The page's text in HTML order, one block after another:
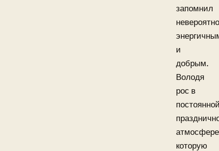
запомнил
невероятно
и
добрым.
Володя
рос в
которую